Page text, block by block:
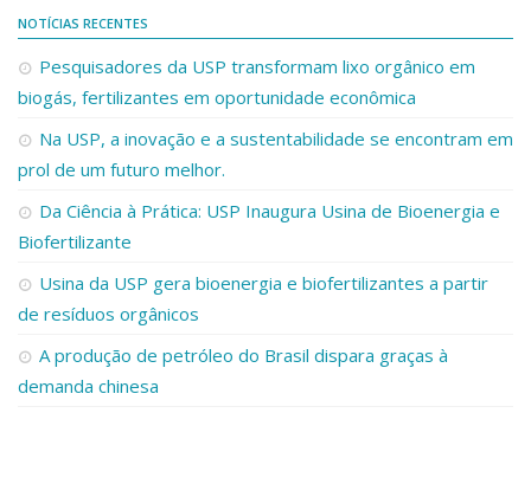
NOTÍCIAS RECENTES
Pesquisadores da USP transformam lixo orgânico em
biogás, fertilizantes em oportunidade econômica
Na USP, a inovação e a sustentabilidade se encontram em
prol de um futuro melhor.
Da Ciência à Prática: USP Inaugura Usina de Bioenergia e
Biofertilizante
Usina da USP gera bioenergia e biofertilizantes a partir
de resíduos orgânicos
A produção de petróleo do Brasil dispara graças à
demanda chinesa